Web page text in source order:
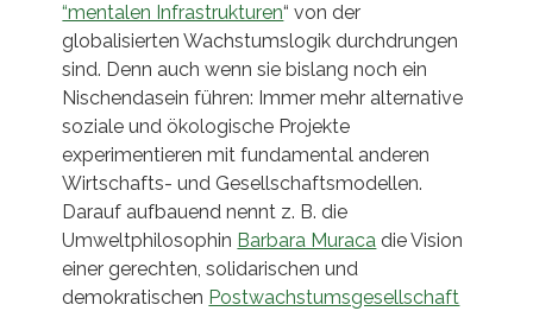
“mentalen Infrastrukturen“ von der
globalisierten Wachstumslogik durchdrungen
sind. Denn auch wenn sie bislang noch ein
Nischendasein führen: Immer mehr alternative
soziale und ökologische Projekte
experimentieren mit fundamental anderen
Wirtschafts- und Gesellschaftsmodellen.
Darauf aufbauend nennt z. B. die
Umweltphilosophin Barbara Muraca die Vision
einer gerechten, solidarischen und
demokratischen Postwachstumsgesellschaft